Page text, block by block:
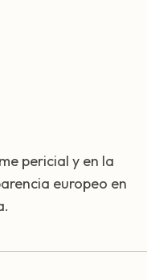
pericial y en la
europeo en